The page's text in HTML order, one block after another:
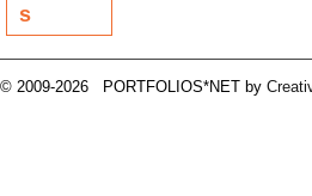
s
© 2009-2026 PORTFOLIOS*NET by